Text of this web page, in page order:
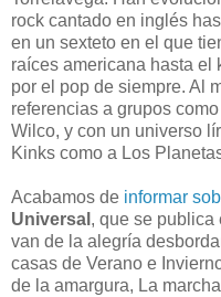
rock cantado en inglés
en un sexteto en el que
raíces americana hasta el
por el pop de siempre. Al
referencias a grupos
Wilco, y con un universo
Kinks como a Los
Acabamos de informar
Universal , que se publica
van de la alegría
casas de Verano e
de la amargura, La